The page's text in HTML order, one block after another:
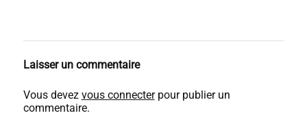
Laisser un commentaire
Vous devez vous connecterpour publier un
commentaire.